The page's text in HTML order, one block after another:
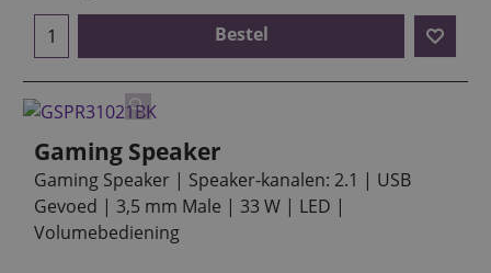
Bestel
Gaming Speaker
Gaming Speaker | Speaker-kanalen: 2.1 | USB
Gevoed | 3,5 mm Male | 33 W | LED |
Volumebediening